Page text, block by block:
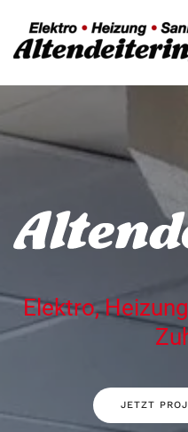
Zum Hauptinhalt springen
Elektro,
JETZT